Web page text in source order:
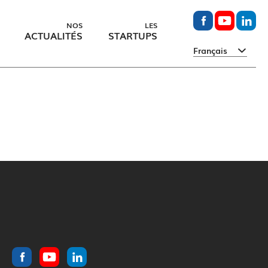
NOS
ACTUALITÉS
LES
STARTUPS
Français